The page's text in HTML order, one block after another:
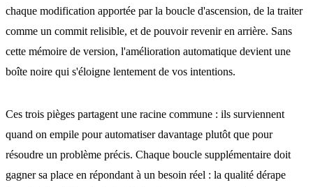
chaque modification apportée par la boucle d'ascension, de la traiter
comme un commit relisible, et de pouvoir revenir en arrière. Sans
cette mémoire de version, l'amélioration automatique devient une
boîte noire qui s'éloigne lentement de vos intentions.
Ces trois pièges partagent une racine commune : ils surviennent
quand on empile pour automatiser davantage plutôt que pour
résoudre un problème précis. Chaque boucle supplémentaire doit
gagner sa place en répondant à un besoin réel : la qualité dérape